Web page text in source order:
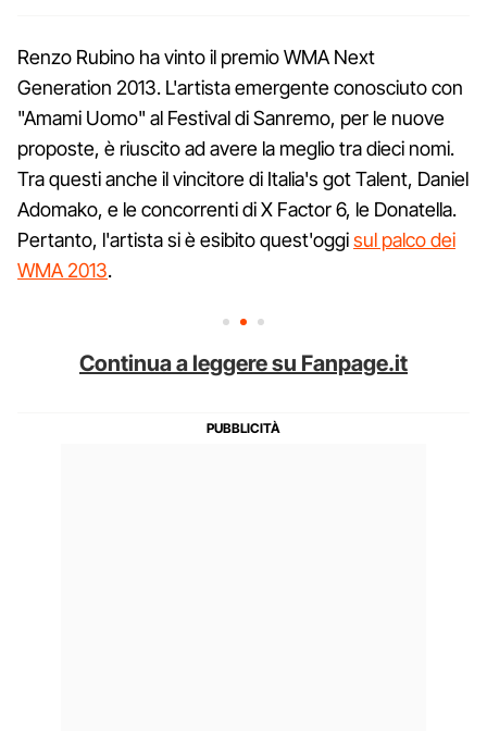
Renzo Rubino ha vinto il premio WMA Next
Generation 2013. L'artista emergente conosciuto con
"Amami Uomo" al Festival di Sanremo, per le nuove
proposte, è riuscito ad avere la meglio tra dieci nomi.
Tra questi anche il vincitore di Italia's got Talent, Daniel
Adomako, e le concorrenti di X Factor 6, le Donatella.
Pertanto, l'artista si è esibito quest'oggisul palco dei
WMA 2013.
Continua a leggere su Fanpage.it